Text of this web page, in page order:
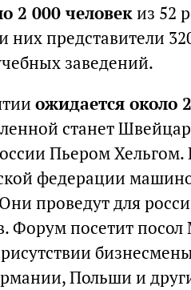
2 000 человекиз 52
них представители
заведений.
ожидается около
станет
Пьером
федерации
проведут для
Форум посетит
Польши и